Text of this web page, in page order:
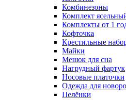
Комбинезоны
Комплект
Комплекты от 1
Кофточка
Крестильные
Майки
Мешок для сна
Нагрудный фартук
Носовые платочки
Одежда для
Пелёнки